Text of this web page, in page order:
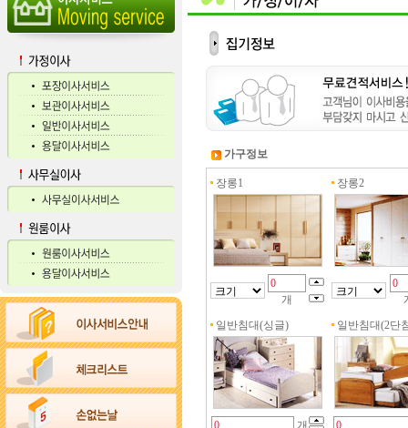
가구정보
장롱1 장롱2
개
일반침대(싱글)
일반침대(2단
개